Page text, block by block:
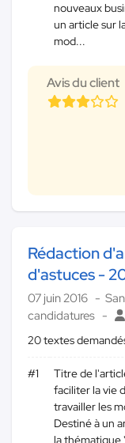
nouveaux
un article sur
mod...
Avis du client
Rédaction
d'astuces -
07 juin 2016
candidatures
20 textes
#1
Titre de
faciliter la vie
travailler les
Destiné à un
la thématique